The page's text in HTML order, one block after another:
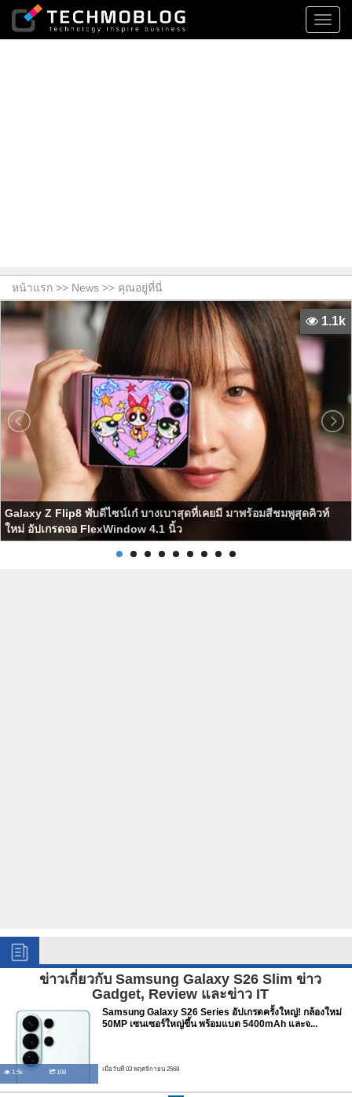
หน้าแรก >> News >> คุณอยู่ที่นี่
Galaxy Z Flip8 พับดีไซน์เก๋ บางเบาสุดที่เคยมี มาพร้อมสีชมพูสุดคิวท์
ใหม่ อัปเกรดจอ FlexWindow 4.1 นิ้ว
1.1k
ข่าวเกี่ยวกับ Samsung Galaxy S26 Slim ข่าว
Gadget, Review และข่าว IT
1.5k 108
Samsung Galaxy S26 Series อัปเกรดครั้งใหญ่! กล้องใหม่
50MP เซนเซอร์ใหญ่ขึ้น พร้อมแบต 5400mAh และจ...
เมื่อวันที่ 03 พฤศจิกายน 2568